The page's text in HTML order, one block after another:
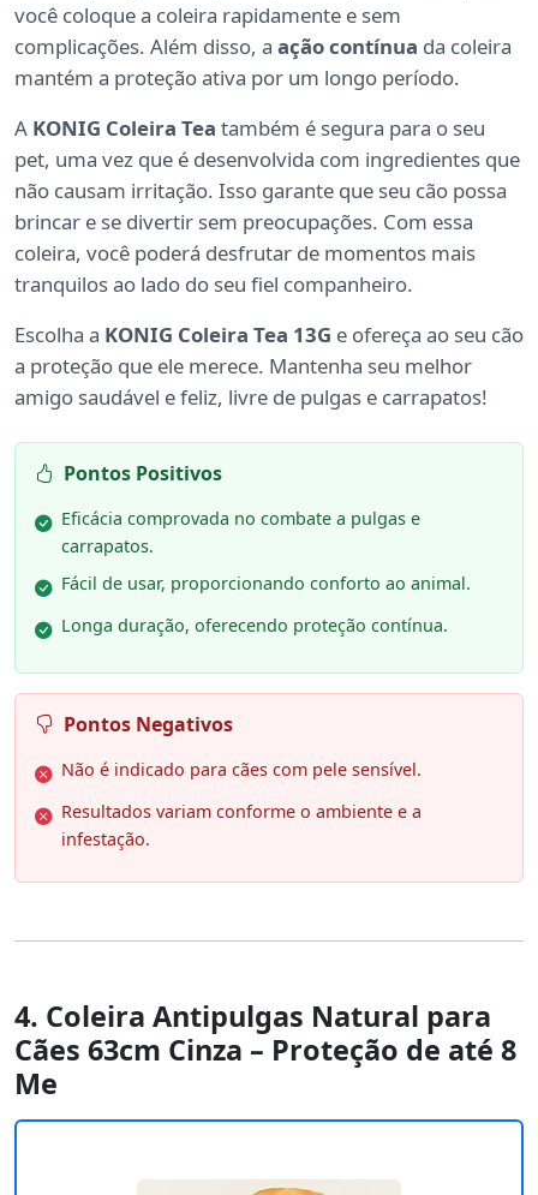
você coloque a coleira rapidamente e sem
complicações. Além disso, a ação contínua da coleira
mantém a proteção ativa por um longo período.
A KONIG Coleira Tea também é segura para o seu
pet, uma vez que é desenvolvida com ingredientes que
não causam irritação. Isso garante que seu cão possa
brincar e se divertir sem preocupações. Com essa
coleira, você poderá desfrutar de momentos mais
tranquilos ao lado do seu fiel companheiro.
Escolha a KONIG Coleira Tea 13G e ofereça ao seu cão
a proteção que ele merece. Mantenha seu melhor
amigo saudável e feliz, livre de pulgas e carrapatos!
Pontos Positivos
Eficácia comprovada no combate a pulgas e
carrapatos.
Fácil de usar, proporcionando conforto ao animal.
Longa duração, oferecendo proteção contínua.
Pontos Negativos
Não é indicado para cães com pele sensível.
Resultados variam conforme o ambiente e a
infestação.
4. Coleira Antipulgas Natural para
Cães 63cm Cinza – Proteção de até 8
Me